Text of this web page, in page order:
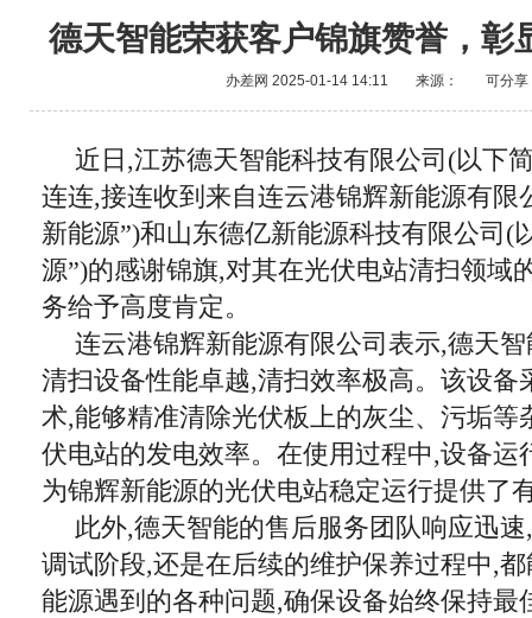
德天智能荣获客户锦旗赞誉，彰
办差网 2025-01-14 14:11 来源： 可分享
近日,江苏德天智能科技有限公司(以下
连连,接连收到来自连云港锦辉新能源有限
新能源”)和山东德亿新能源科技有限公司(
源”)的感谢锦旗,对其在光伏电站清扫领域
务给予高度肯定。
连云港锦辉新能源有限公司表示,德天
清扫设备性能卓越,清扫效率极高。该设备
术,能够精准清除光伏板上的灰尘、污垢等
伏电站的发电效率。在使用过程中,设备运
为锦辉新能源的光伏电站稳定运行提供了
此外,德天智能的售后服务团队响应迅
调试阶段,还是在后续的维护保养过程中,
能源遇到的各种问题,确保设备始终保持最